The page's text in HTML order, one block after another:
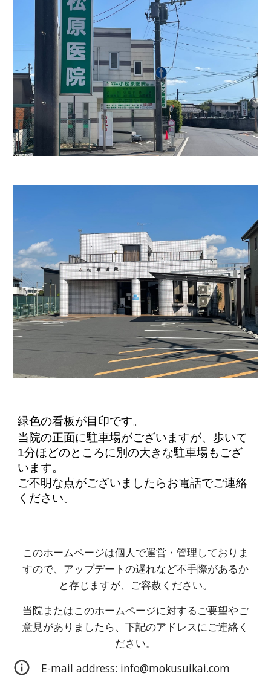
緑色の看板が目印です。
当院の正面に駐車場がございますが、歩いて
1分ほどのところに別の大きな駐車場もござ
います。
ご不明な点がございましたらお電話でご連絡
ください。
このホームページは個人で運営・管理しておりま
すので、アップデートの遅れなど不手際があるか
と存じますが、ご容赦ください。
当院またはこのホームページに対するご要望やご
意見がありましたら、下記のアドレスにご連絡く
ださい。
E-mail address: info@mokusuikai.com